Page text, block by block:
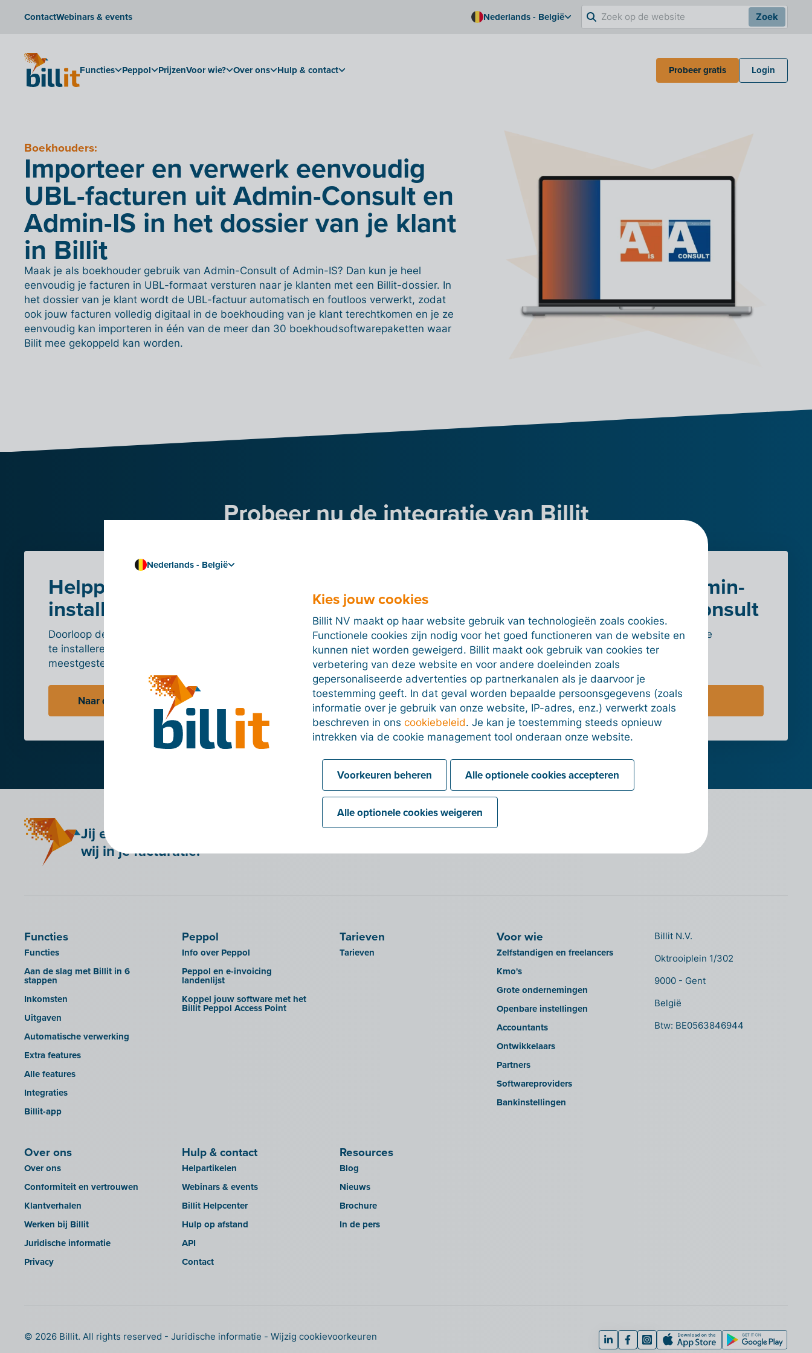
ContactWebinars & events Nederlands - België Zoek
Functies Peppol PrijzenVoor wie? Over ons Hulp & contact Probeer gratis Login
Boekhouders:
Importeer en verwerk eenvoudig
UBL-facturen uit Admin-Consult en
Admin-IS in het dossier van je klant
in Billit
Maak je als boekhouder gebruik van Admin-Consult of Admin-IS? Dan kun je heel
eenvoudig je facturen in UBL-formaat versturen naar je klanten met een Billit-dossier. In
het dossier van je klant wordt de UBL-factuur automatisch en foutloos verwerkt, zodat
ook jouw facturen volledig digitaal in de boekhouding van je klant terechtkomen en je ze
eenvoudig kan importeren in één van de meer dan 30 boekhoudsoftwarepaketten waar
Bilit mee gekoppeld kan worden.
Probeer nu de integratie van Billit
Helppagina
installatie
Doorloop de stappen om de integratie
te installeren en lees de
meestgestelde vragen.
Naar de Syneton-helppagina
Maak een Billit-
account
Test alle functies van Billit 15 dagen
gratis uit.
Probeer 15 dagen gratis
Meer over Admin-
IS & Admin Consult
Kom meer te weten over alle
mogelijkheden en tarieven.
Naar de website
Jij expert in je job,
wij in je facturatie!
Functies
Functies
Aan de slag met Billit in 6
stappen
Inkomsten
Uitgaven
Automatische verwerking
Extra features
Alle features
Integraties
Billit-app
Peppol
Info over Peppol
Peppol en e-invoicing
landenlijst
Koppel jouw software met het
Billit Peppol Access Point
Tarieven
Tarieven
Voor wie
Zelfstandigen en freelancers
Kmo's
Grote ondernemingen
Openbare instellingen
Accountants
Ontwikkelaars
Partners
Softwareproviders
Bankinstellingen
Over ons
Over ons
Conformiteit en vertrouwen
Klantverhalen
Werken bij Billit
Juridische informatie
Privacy
Hulp & contact
Helpartikelen
Webinars & events
Billit Helpcenter
Hulp op afstand
API
Contact
Resources
Blog
Nieuws
Brochure
In de pers
Billit N.V.
Oktrooiplein 1/302
9000 - Gent
België
Btw: BE0563846944
© 2026 Billit. All rights reserved Juridische informatie Wijzig cookievoorkeuren
Nederlands - België
Kies jouw cookies
Billit NV maakt op haar website gebruik van technologieën zoals cookies.
Functionele cookies zijn nodig voor het goed functioneren van de website en
kunnen niet worden geweigerd. Billit maakt ook gebruik van cookies ter
verbetering van deze website en voor andere doeleinden zoals
gepersonaliseerde advertenties op partnerkanalen als je daarvoor je
toestemming geeft. In dat geval worden bepaalde persoonsgegevens (zoals
informatie over je gebruik van onze website, IP-adres, enz.) verwerkt zoals
beschreven in onscookiebeleid. Je kan je toestemming steeds opnieuw
intrekken via de cookie management tool onderaan onze website.
Voorkeuren beheren Alle optionele cookies accepteren
Alle optionele cookies weigeren